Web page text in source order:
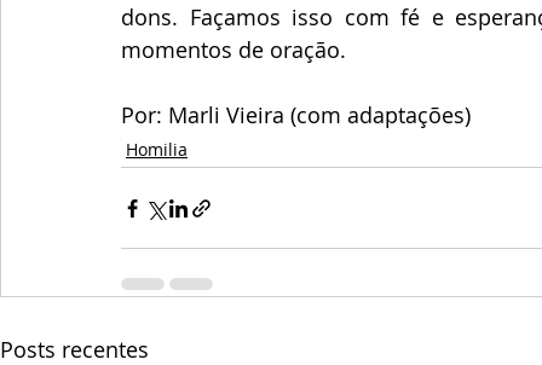
dons. Façamos isso com fé e
momentos de oração.
Por: Marli Vieira (com adaptações)
Homilia
Posts recentes